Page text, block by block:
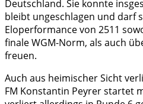
Deutschland. Sie konnte
bleibt ungeschlagen und darf
Eloperformance von 2511
finale WGM-Norm, als auch
freuen.
Auch aus heimischer Sicht
FM Konstantin Peyrer startet